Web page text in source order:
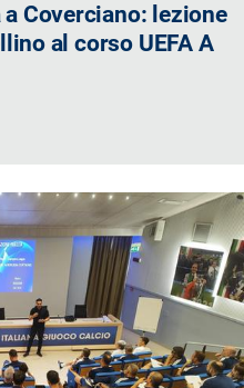
Coverciano: lezione
al corso UEFA A